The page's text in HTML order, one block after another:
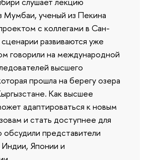
Мумбаи, ученый из Пекина
с коллегами в Сан-
развиваются уже
говорили на международной
высшего
прошла на берегу озера
Как высшее
адаптироваться к новым
и стать доступнее для
обсудили представители
Индии, Японии и